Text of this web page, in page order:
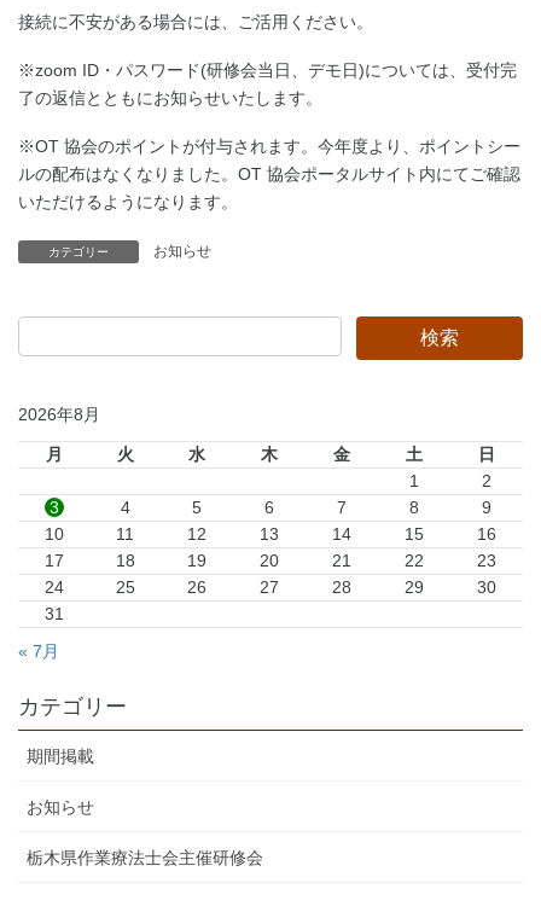
接続に不安がある場合には、ご活用ください。
※zoom ID・パスワード(研修会当日、デモ日)については、受付完
了の返信とともにお知らせいたします。
※OT 協会のポイントが付与されます。今年度より、ポイントシー
ルの配布はなくなりました。OT 協会ポータルサイト内にてご確認
いただけるようになります。
カテゴリー お知らせ
2026年8月
月 火 水 木 金 土
日
1
2
3
4 5 6 7 8
9
10
11 12 13 14 15
16
17
18 19 20 21 22
23
24
25 26 27 28 29
30
31
« 7月
カテゴリー
期間掲載
お知らせ
栃木県作業療法士会主催研修会